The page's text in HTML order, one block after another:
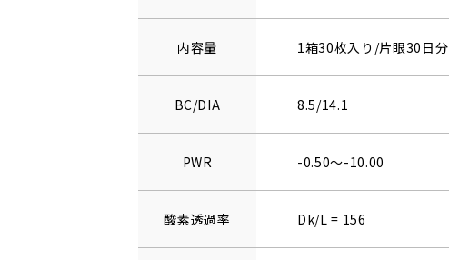
内容量 1箱30枚入り/片眼30日分
BC/DIA 8.5/14.1
PWR -0.50～-10.00
酸素透過率 Dk/L = 156